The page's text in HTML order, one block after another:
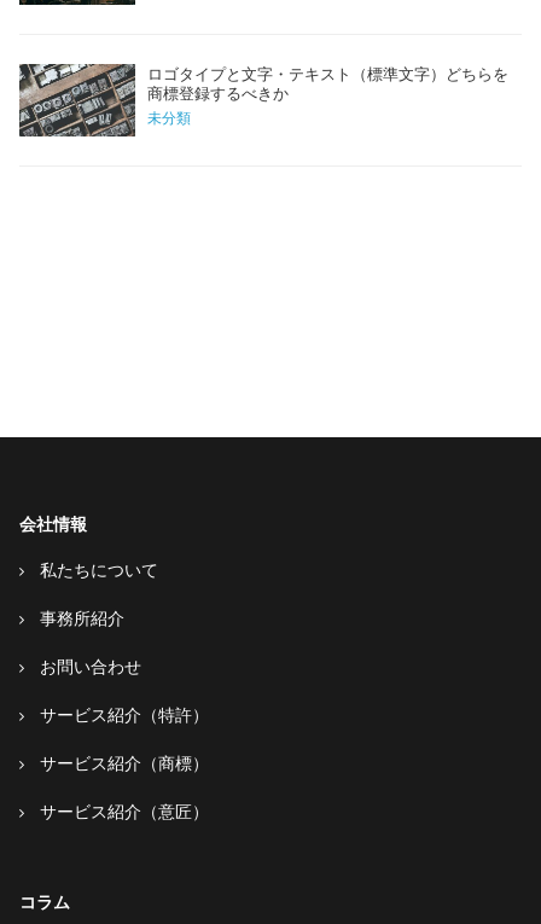
ロゴタイプと文字・テキスト（標準文字）どちらを
商標登録するべきか
未分類
会社情報
私たちについて
事務所紹介
お問い合わせ
サービス紹介（特許）
サービス紹介（商標）
サービス紹介（意匠）
コラム